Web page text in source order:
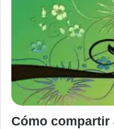
Cómo compartir